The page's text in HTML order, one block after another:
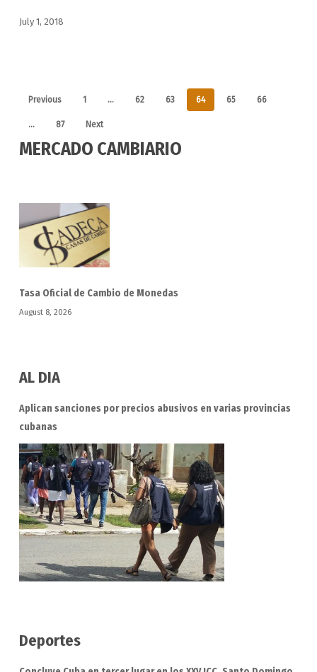
July 1, 2018
Previous 1 … 62 63 64 65 66
… 87 Next
MERCADO CAMBIARIO
Tasa Oficial de Cambio de Monedas
August 8, 2026
AL DIA
Aplican sanciones por precios abusivos en varias provincias
cubanas
Deportes